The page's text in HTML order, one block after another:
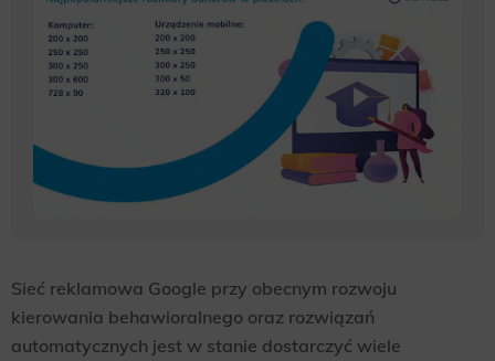
Sieć reklamowa Google przy obecnym rozwoju
kierowania behawioralnego oraz rozwiązań
automatycznych jest w stanie dostarczyć wiele